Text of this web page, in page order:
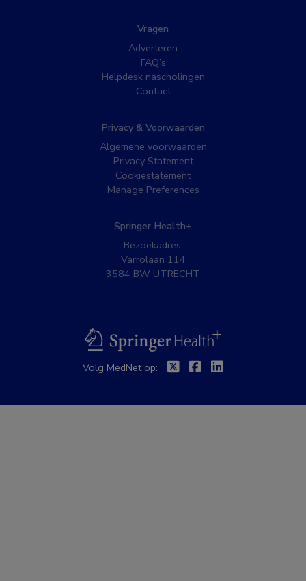
Vragen
Adverteren
FAQ’s
Helpdesk nascholingen
Contact
Privacy & Voorwaarden
Algemene voorwaarden
Privacy Statement
Cookiestatement
Manage Preferences
Springer Health+
Bezoekadres:
Varrolaan 114
3584 BW UTRECHT
BSL
Volg MedNet op: TwitterFacebook
Linkedin